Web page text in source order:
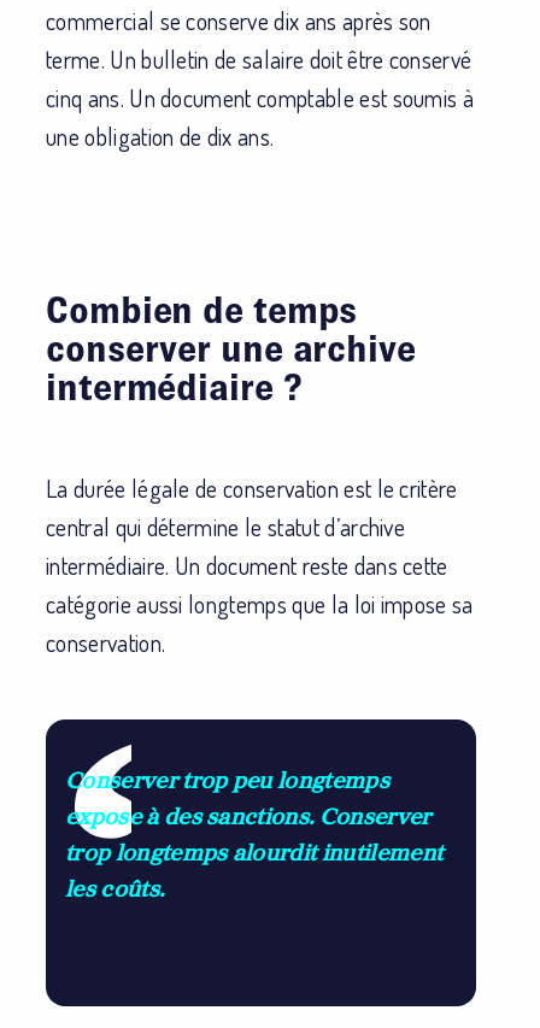
commercial se conserve dix ans après son
terme. Un bulletin de salaire doit être conservé
cinq ans. Un document comptable est soumis à
une obligation de dix ans.
Combien de temps
conserver une archive
intermédiaire ?
La durée légale de conservation est le critère
central qui détermine le statut d’archive
intermédiaire. Un document reste dans cette
catégorie aussi longtemps que la loi impose sa
conservation.
Conserver trop peu longtemps
expose à des sanctions. Conserver
trop longtemps alourdit inutilement
les coûts.